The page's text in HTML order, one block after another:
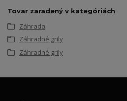
Tovar zaradený v kategóriách
Záhrada
Záhradné grily
Záhradné grily